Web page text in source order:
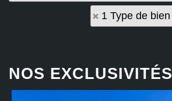
1 Type de bien
NOS EXCLUSIVITÉS